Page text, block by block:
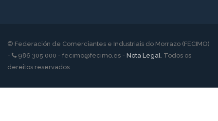
© Federación de Comerciantes e Industriais do Morrazo (FECIMO)
-
986 305 000 - fecimo@fecimo.es - Nota Legal . Todos os
dereitos reservados